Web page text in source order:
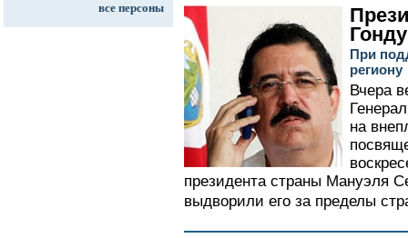
все персоны
При
региону
Вчера
на
президента страны Мануэля
выдворили его за пределы